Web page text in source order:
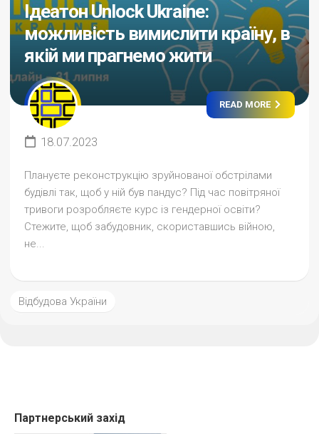
Ідеатон Unlock Ukraine:
можливість вимислити країну, в
якій ми прагнемо жити
READ MORE
18.07.2023
Плануєте реконструкцію зруйнованої обстрілами
будівлі так, щоб у ній був пандус? Під час повітряної
тривоги розробляєте курс із гендерної освіти?
Стежите, щоб забудовник, скориставшись війною,
не...
Відбудова України
Партнерський захід